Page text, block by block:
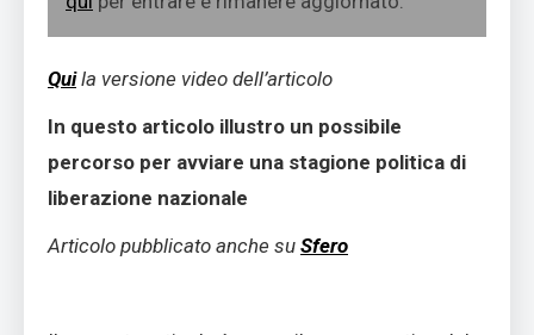
Quila versione video dell’articolo
In questo articolo illustro un possibile
percorso per avviare una stagione politica di
liberazione nazionale
Articolo pubblicato anche su Sfero